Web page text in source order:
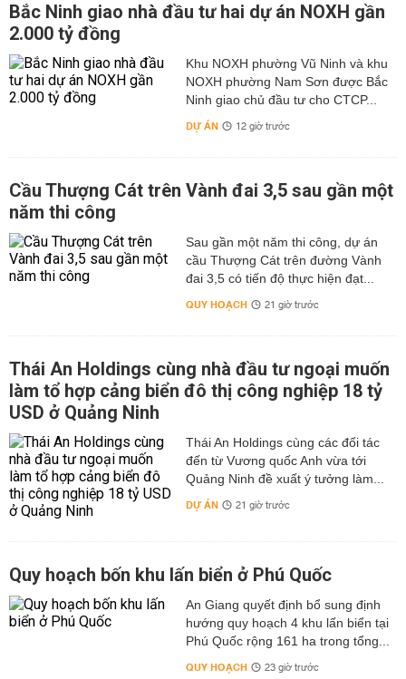
Bắc Ninh giao nhà đầu tư hai dự án NOXH gần
2.000 tỷ đồng
Khu NOXH phường Vũ Ninh và khu
NOXH phường Nam Sơn được Bắc
Ninh giao chủ đầu tư cho CTCP...
DỰ ÁN 12 giờ trước
Cầu Thượng Cát trên Vành đai 3,5 sau gần một
năm thi công
Sau gần một năm thi công, dự án
cầu Thượng Cát trên đường Vành
đai 3,5 có tiến độ thực hiện đạt...
QUY HOẠCH 21 giờ trước
Thái An Holdings cùng nhà đầu tư ngoại muốn
làm tổ hợp cảng biển đô thị công nghiệp 18 tỷ
USD ở Quảng Ninh
Thái An Holdings cùng các đối tác
đến từ Vương quốc Anh vừa tới
Quảng Ninh đề xuất ý tưởng làm...
DỰ ÁN 21 giờ trước
Quy hoạch bốn khu lấn biển ở Phú Quốc
An Giang quyết định bổ sung định
hướng quy hoạch 4 khu lấn biển tại
Phú Quốc rộng 161 ha trong tổng...
QUY HOẠCH 23 giờ trước